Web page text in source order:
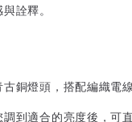
詮釋。
銅燈頭，搭配編織電
到適合的亮度後，可